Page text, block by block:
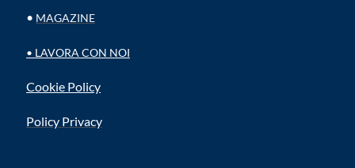
• MAGAZINE
• LAVORA CON NOI
Cookie Policy
Policy Privacy